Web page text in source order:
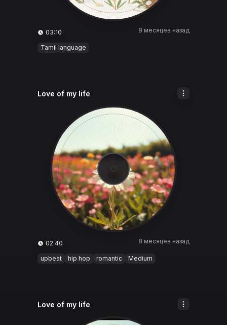
03:10 8 месяцев назад
Tamil language
Love of my life
02:40 8 месяцев назад
upbeat hip hop romantic Medium
Love of my life